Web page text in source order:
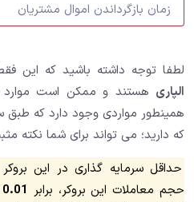
زمان بازگرداندن اموال مشتریان
لطفا توجه داشته باشید که این
الپاری هستند و ممکن است موارد
همینطور مواردی وجود دارد که
که دارید؛ می تواند برای شما نکته
حداقل سرمایه گذاری در این بروکر
حجم معاملات این بروکر، برابر 0.01 لات